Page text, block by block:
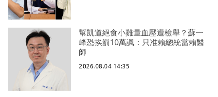
幫凱道絕食小雞量血壓遭檢舉？蘇一
峰恐挨罰10萬諷：只准賴總統當賴醫
師
2026.08.04 14:35